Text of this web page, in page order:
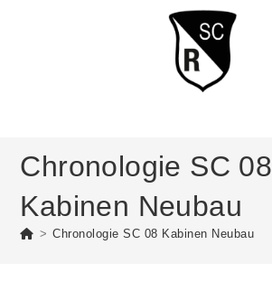
Chronologie SC 08
Kabinen Neubau
> Chronologie SC 08 Kabinen Neubau